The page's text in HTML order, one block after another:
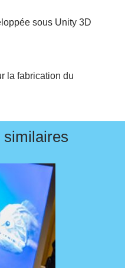
sous Unity 3D
la fabrication du
similaires